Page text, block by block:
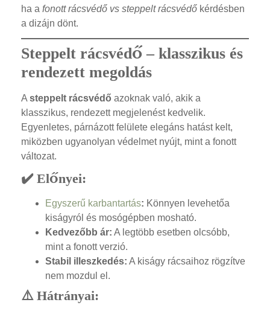
ha a fonott rácsvédő vs steppelt rácsvédő kérdésben
a dizájn dönt.
Steppelt rácsvédő – klasszikus és
rendezett megoldás
A steppelt rácsvédő azoknak való, akik a
klasszikus, rendezett megjelenést kedvelik.
Egyenletes, párnázott felülete elegáns hatást kelt,
miközben ugyanolyan védelmet nyújt, mint a fonott
változat.
✔️ Előnyei:
Egyszerű karbantartás: Könnyen levehetőa
kiságyról és mosógépben mosható.
Kedvezőbb ár: A legtöbb esetben olcsóbb,
mint a fonott verzió.
Stabil illeszkedés: A kiságy rácsaihoz rögzítve
nem mozdul el.
⚠️ Hátrányai: